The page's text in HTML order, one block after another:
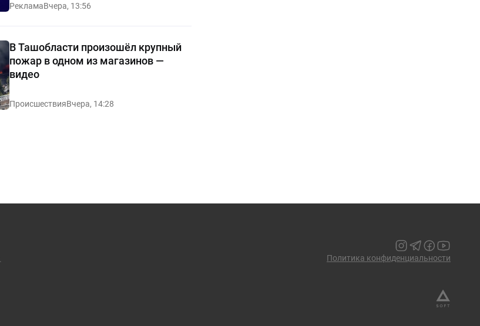
РекламаВчера, 13:56
В Ташобласти произошёл крупный
пожар в одном из магазинов —
видео
ПроисшествияВчера, 14:28
Политика конфиденциальности